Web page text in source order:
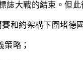
大戰的結束。但
和約架構下圍堵德國
策略；